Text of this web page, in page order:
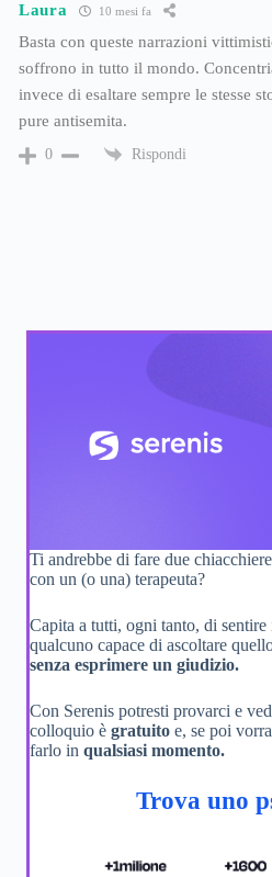
Laura 10 mesi fa
Basta con queste narrazioni
soffrono in tutto il mondo.
invece di esaltare sempre le stesse
pure antisemita.
0 Rispondi
Ti andrebbe di fare due chiacchiere
con un (o una) terapeuta?
Capita a tutti, ogni tanto, di
qualcuno capace di ascoltare
senza esprimere un giudizio.
Con Serenis potresti provarci e
colloquio è gratuito e, se poi
farlo in qualsiasi momento.
Trova uno